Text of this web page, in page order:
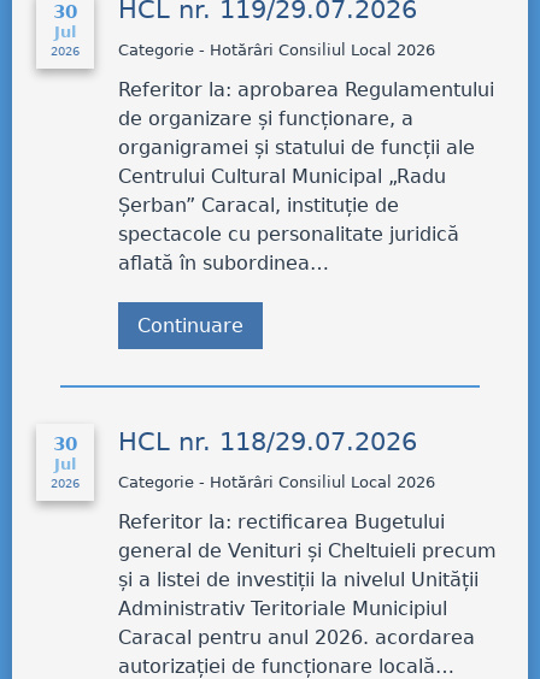
30
Jul
2026
HCL nr. 119/29.07.2026
Categorie - Hotărâri Consiliul Local 2026
Referitor la: aprobarea Regulamentului
de organizare și funcționare, a
organigramei și statului de funcții ale
Centrului Cultural Municipal „Radu
Șerban” Caracal, instituție de
spectacole cu personalitate juridică
aflată în subordinea…
Continuare
30
Jul
2026
HCL nr. 118/29.07.2026
Categorie - Hotărâri Consiliul Local 2026
Referitor la: rectificarea Bugetului
general de Venituri și Cheltuieli precum
și a listei de investiții la nivelul Unității
Administrativ Teritoriale Municipiul
Caracal pentru anul 2026. acordarea
autorizației de funcționare locală…